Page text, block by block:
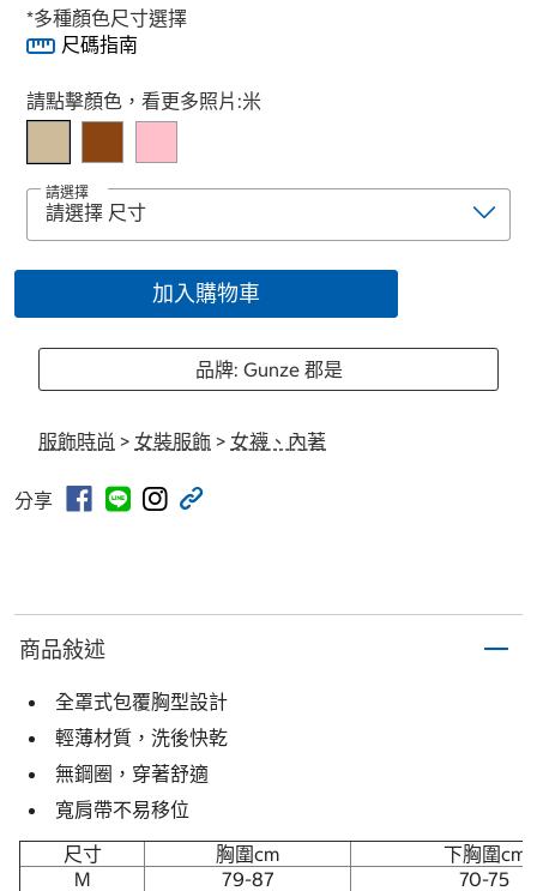
*多種顏色尺寸選擇
尺碼指南
Select product
請點擊顏色，看更多照片:米
請選擇
加入購物車
品牌: Gunze 郡是
服飾時尚 > 女裝服飾 > 女襪、內著
分享
商品敍述
全罩式包覆胸型設計
輕薄材質，洗後快乾
無鋼圈，穿著舒適
寬肩帶不易移位
尺寸
胸圍cm
下胸圍cm
M
79-87 70-75